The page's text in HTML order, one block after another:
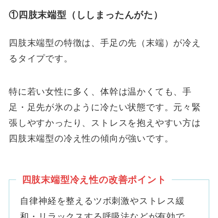
①四肢末端型（ししまったんがた）
四肢末端型の特徴は、手足の先（末端）が冷え
るタイプです。
特に若い女性に多く、体幹は温かくても、手
足・足先が氷のように冷たい状態です。元々緊
張しやすかったり、ストレスを抱えやすい方は
四肢末端型の冷え性の傾向が強いです。
四肢末端型冷え性の改善ポイント
自律神経を整えるツボ刺激やストレス緩